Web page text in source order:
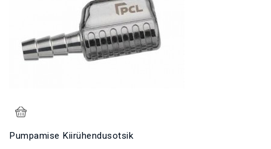
Pumpamise Kiirühendusotsik